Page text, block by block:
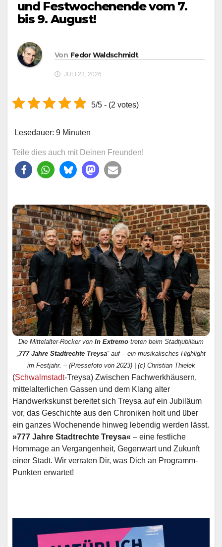
und Festwochenende vom 7.
bis 9. August!
Von Fedor Waldschmidt
JULI 23, 2026
5/5 - (2 votes)
Lesedauer: 9 Minuten
Teile dies auch mit Deinen Freunden!
Die Mittelalter-Rocker von In Extremo treten beim Stadtjubiläum
777 Jahre Stadtrechte Treysa“ auf – ein musikalisches Highlight
im Festjahr. – (Pressefoto von 2023) | (c) Christian Thielek
(Schwalmstadt-Treysa) Zwischen Fachwerkhäusern,
mittelalterlichen Gassen und dem Klang alter
Handwerkskunst bereitet sich Treysa auf ein Jubiläum
vor, das Geschichte aus den Chroniken holt und über
ein ganzes Wochenende hinweg lebendig werden lässt.
»777 Jahre Stadtrechte Treysa« – eine festliche
Hommage an Vergangenheit, Gegenwart und Zukunft
einer Stadt. Wir verraten Dir, was Dich an Programm-
Punkten erwartet!